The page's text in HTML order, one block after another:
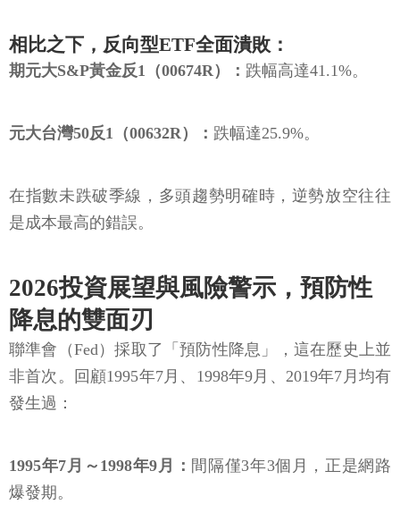
相比之下，反向型ETF全面潰敗：
期元大S&P黃金反1（00674R）： 跌幅高達41.1%。
元大台灣50反1（00632R）： 跌幅達25.9%。
在指數未跌破季線，多頭趨勢明確時，逆勢放空往往
是成本最高的錯誤。
2026投資展望與風險警示，預防性
降息的雙面刃
聯準會（Fed）採取了「預防性降息」，這在歷史上並
非首次。回顧1995年7月、1998年9月、2019年7月均有
發生過：
1995年7月～1998年9月： 間隔僅3年3個月，正是網路
爆發期。